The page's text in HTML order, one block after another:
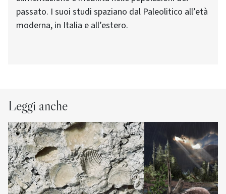
passato. I suoi studi spaziano dal Paleolitico all’età
moderna, in Italia e all’estero.
Leggi anche